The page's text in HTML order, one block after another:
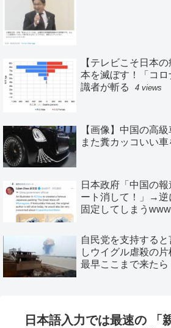
【テレビこそ日本
本を滅ぼす！「コロ
識者が斬る
4 views
【画像】中国の高
また糞カッコいい車
日本政府「中国の
ート消して！」→逆
固定してしまうwww
自民党を支持する
しウイグル虐殺の
最早ここまで来たら
日本語入力では最速の 「